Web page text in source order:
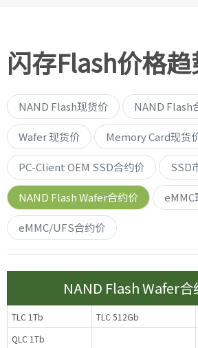
闪存Flash价格
NAND Flash现货价 NAND Flash
Wafer 现货价 Memory Card现货
PC-Client OEM SSD合约价 SSD
NAND Flash Wafer合约价 eMMC
eMMC/UFS合约价
NAND Flash Wafer合
TLC 1Tb TLC 512Gb
QLC 1Tb